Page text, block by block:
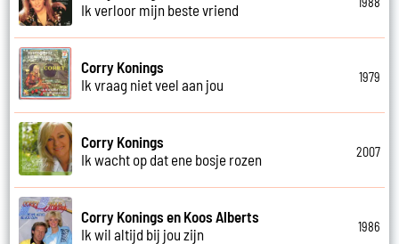
Ik verloor mijn beste vriend
Corry Konings
Ik vraag niet veel aan jou
1979
Corry Konings
Ik wacht op dat ene bosje rozen
2007
Corry Konings en Koos Alberts
Ik wil altijd bij jou zijn
1986